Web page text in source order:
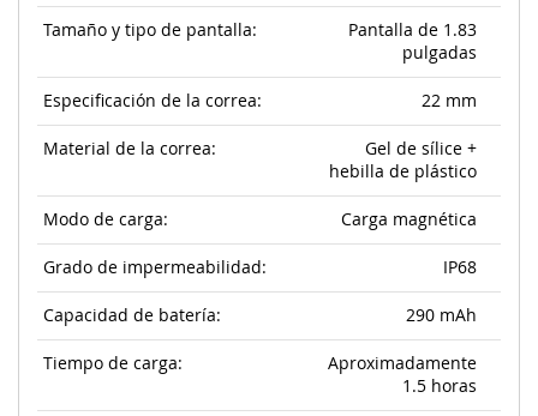
Tamaño y tipo de pantalla:
Pantalla de 1.83
pulgadas
Especificación de la correa: 22 mm
Material de la correa:
Gel de sílice +
hebilla de plástico
Modo de carga: Carga magnética
Grado de impermeabilidad: IP68
Capacidad de batería: 290 mAh
Tiempo de carga:
Aproximadamente
1.5 horas